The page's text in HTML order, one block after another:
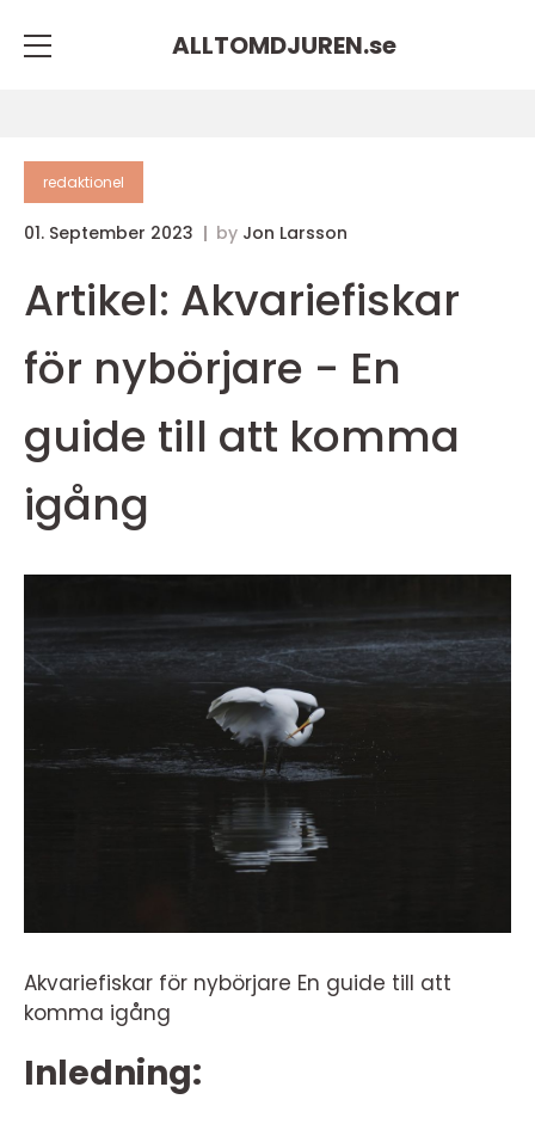
ALLTOMDJUREN.se
redaktionel
01. September 2023 by Jon Larsson
Artikel: Akvariefiskar
för nybörjare - En
guide till att komma
igång
Akvariefiskar för nybörjare En guide till att
komma igång
Inledning: